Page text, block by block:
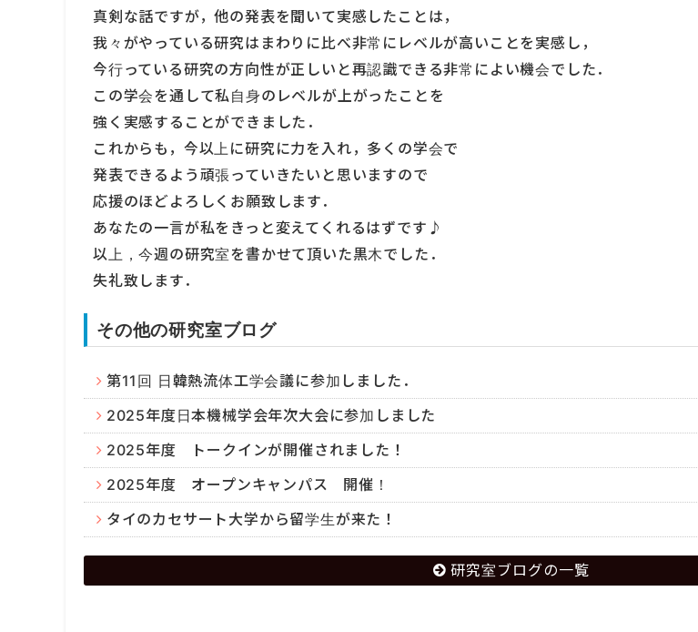
真剣な話ですが，他の発表を聞いて実感したことは，
我々がやっている研究はまわりに比べ非常にレベルが高いことを実感し，
今行っている研究の方向性が正しいと再認識できる非常によい機会でした．
この学会を通して私自身のレベルが上がったことを
強く実感することができました．
これからも，今以上に研究に力を入れ，多くの学会で
発表できるよう頑張っていきたいと思いますので
応援のほどよろしくお願致します．
あなたの一言が私をきっと変えてくれるはずです♪
以上，今週の研究室を書かせて頂いた黒木でした．
失礼致します．
その他の研究室ブログ
第11回 日韓熱流体工学会議に参加しました．
2025年度日本機械学会年次大会に参加しました
2025年度 トークインが開催されました！
2025年度 オープンキャンパス 開催！
タイのカセサート大学から留学生が来た！
研究室ブログの一覧